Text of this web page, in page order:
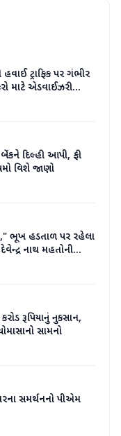
હવાઈ ટ્રાફિક પર ગંભીર
માટે એડવાઈઝરી
દિલ્હી આપી, ફી
વિશે જાણો
ભૂખ હડતાળ પર રહેલા
નાથ મહતોની
રૂપિયાનું નુકસાન,
સામનો
સમર્થનનો પીએમ